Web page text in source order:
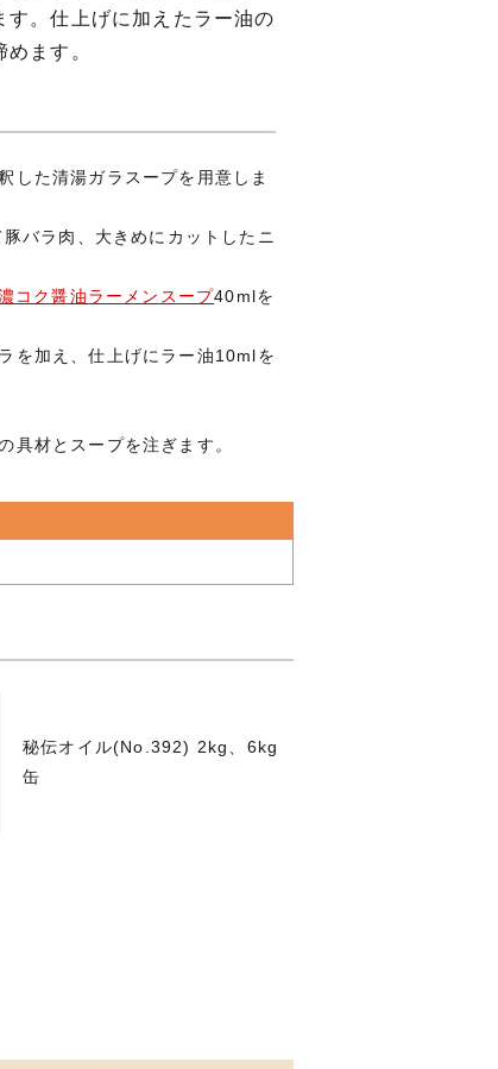
。仕上げに加えたラー油の
ます。
した清湯ガラスープを用意しま
バラ肉、大きめにカットしたニ
コク醤油ラーメンスープ40mlを
加え、仕上げにラー油10mlを
材とスープを注ぎます。
秘伝オイル(No.392) 2kg、6kg
缶